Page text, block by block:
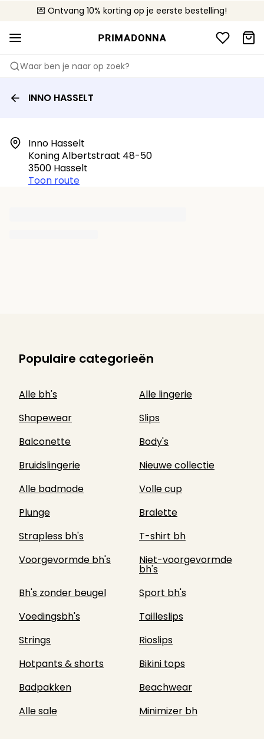
💌 Ontvang 10% korting op je eerste bestelling!
🚚 Gratis bezorging boven €90
📦 Gratis retourneren
Waar ben je naar op zoek?
INNO HASSELT
Inno Hasselt
Koning Albertstraat 48-50
3500 Hasselt
Toon route
Populaire categorieën
Alle bh's
Alle lingerie
Shapewear
Slips
Balconette
Body's
Bruidslingerie
Nieuwe collectie
Alle badmode
Volle cup
Plunge
Bralette
Strapless bh's
T-shirt bh
Voorgevormde bh's
Niet-voorgevormde
bh's
Bh's zonder beugel
Sport bh's
Voedingsbh's
Tailleslips
Strings
Rioslips
Hotpants & shorts
Bikini tops
Badpakken
Beachwear
Alle sale
Minimizer bh